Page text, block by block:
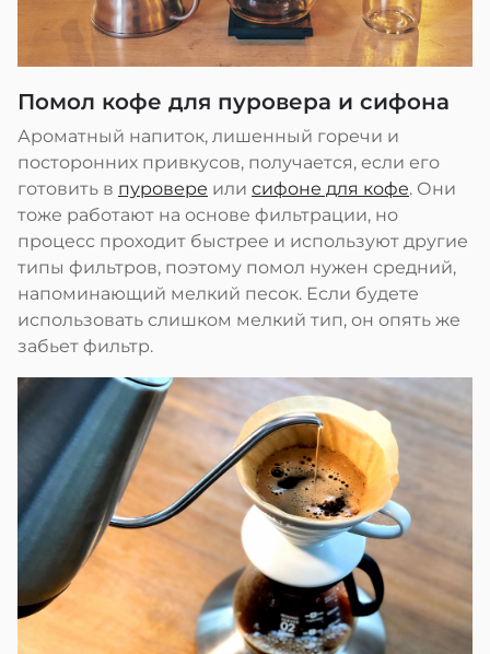
Помол кофе для пуровера и сифона
Ароматный напиток, лишенный горечи и
посторонних привкусов, получается, если его
готовить в пуровере или сифоне для кофе. Они
тоже работают на основе фильтрации, но
процесс проходит быстрее и используют другие
типы фильтров, поэтому помол нужен средний,
напоминающий мелкий песок. Если будете
использовать слишком мелкий тип, он опять же
забьет фильтр.